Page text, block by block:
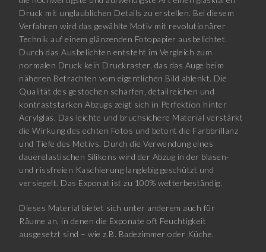
Druck mit unglaublichen Details zu erstellen. Bei diesem
Verfahren wird das gewählte Motiv mit revolutionärer
Technik auf einem glänzenden Fotopapier ausbelichtet.
Durch das Ausbelichten entsteht im Vergleich zum
normalen Druck kein Druckraster, das das Auge beim
näheren Betrachten vom eigentlichen Bild ablenkt. Die
Qualität des gestochen scharfen, detailreichen und
kontraststarken Abzugs zeigt sich in Perfektion hinter
Acrylglas. Das leichte und bruchsichere Material verstärkt
die Wirkung des echten Fotos und betont die Farbbrillanz
und Tiefe des Motivs. Durch die Verwendung eines
dauerelastischen Silikons wird der Abzug in der blasen-
und rissfreien Kaschierung langlebig geschützt und
versiegelt. Das Exponat ist zu 100% wetterbeständig.
Dieses Material bietet sich unter anderem auch für
Räume an, in denen die Exponate oft Feuchtigkeit
ausgesetzt sind – wie z.B. Badezimmer oder Küche.